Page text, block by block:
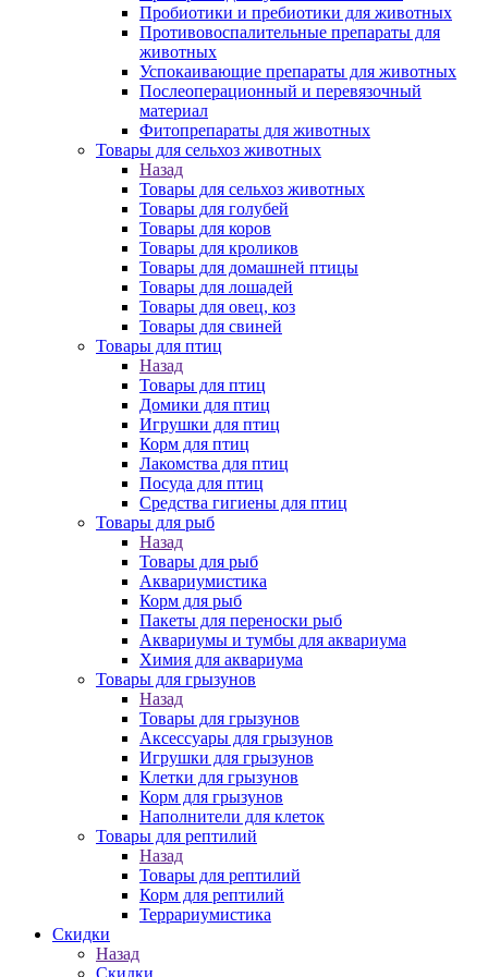
Пробиотики и пребиотики для животных
Противовоспалительные препараты для
животных
Успокаивающие препараты для животных
Послеоперационный и перевязочный
материал
Фитопрепараты для животных
Товары для сельхоз животных
Назад
Товары для сельхоз животных
Товары для голубей
Товары для коров
Товары для кроликов
Товары для домашней птицы
Товары для лошадей
Товары для овец, коз
Товары для свиней
Товары для птиц
Назад
Товары для птиц
Домики для птиц
Игрушки для птиц
Корм для птиц
Лакомства для птиц
Посуда для птиц
Средства гигиены для птиц
Товары для рыб
Назад
Товары для рыб
Аквариумистика
Корм для рыб
Пакеты для переноски рыб
Аквариумы и тумбы для аквариума
Химия для аквариума
Товары для грызунов
Назад
Товары для грызунов
Аксессуары для грызунов
Игрушки для грызунов
Клетки для грызунов
Корм для грызунов
Наполнители для клеток
Товары для рептилий
Назад
Товары для рептилий
Корм для рептилий
Террариумистика
Скидки
Назад
Скидки